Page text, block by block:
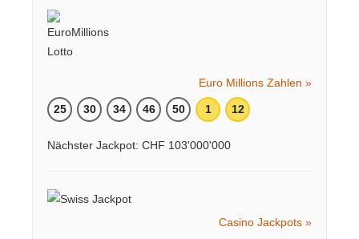
Euro Millions Zahlen »
25 30 34 46 50 1 12
Nächster Jackpot: CHF 103'000'000
Casino Jackpots »